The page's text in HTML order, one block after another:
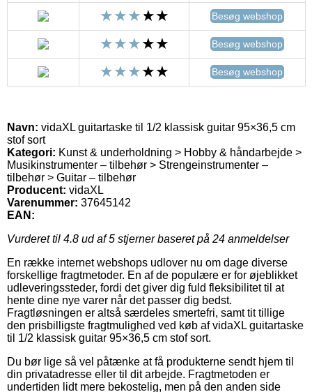
Besøg webshop
Besøg webshop
Besøg webshop
Navn: vidaXL guitartaske til 1/2 klassisk guitar 95×36,5 cm
stof sort
Kategori: Kunst & underholdning > Hobby & håndarbejde >
Musikinstrumenter – tilbehør > Strengeinstrumenter –
tilbehør > Guitar – tilbehør
Producent: vidaXL
Varenummer: 37645142
EAN:
Vurderet til 4.8 ud af 5 stjerner baseret på 24 anmeldelser
En række internet webshops udlover nu om dage diverse
forskellige fragtmetoder. En af de populære er for øjeblikket
udleveringssteder, fordi det giver dig fuld fleksibilitet til at
hente dine nye varer når det passer dig bedst.
Fragtløsningen er altså særdeles smertefri, samt tit tillige
den prisbilligste fragtmulighed ved køb af vidaXL guitartaske
til 1/2 klassisk guitar 95×36,5 cm stof sort.
Du bør lige så vel påtænke at få produkterne sendt hjem til
din privatadresse eller til dit arbejde. Fragtmetoden er
undertiden lidt mere bekostelig, men på den anden side